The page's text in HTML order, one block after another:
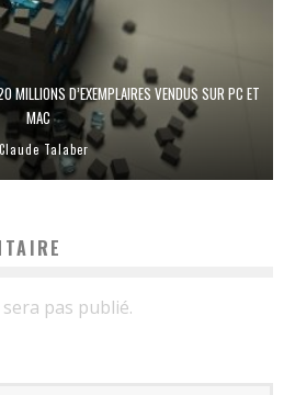
MILLIONS D’EXEMPLAIRES VENDUS SUR PC ET
MAC
Claude Talaber
pas publié.